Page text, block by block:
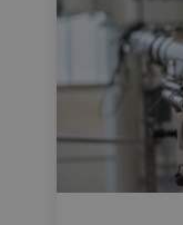
hasta 200 t/h.